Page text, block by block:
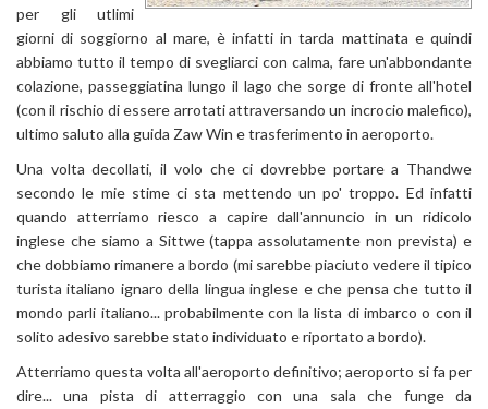
per gli utlimi
giorni di soggiorno al mare, è infatti in tarda mattinata e quindi
abbiamo tutto il tempo di svegliarci con calma, fare un'abbondante
colazione, passeggiatina lungo il lago che sorge di fronte all'hotel
(con il rischio di essere arrotati attraversando un incrocio malefico),
ultimo saluto alla guida Zaw Win e trasferimento in aeroporto.
Una volta decollati, il volo che ci dovrebbe portare a Thandwe
secondo le mie stime ci sta mettendo un po' troppo. Ed infatti
quando atterriamo riesco a capire dall'annuncio in un ridicolo
inglese che siamo a Sittwe (tappa assolutamente non prevista) e
che dobbiamo rimanere a bordo (mi sarebbe piaciuto vedere il tipico
turista italiano ignaro della lingua inglese e che pensa che tutto il
mondo parli italiano... probabilmente con la lista di imbarco o con il
solito adesivo sarebbe stato individuato e riportato a bordo).
Atterriamo questa volta all'aeroporto definitivo; aeroporto si fa per
dire... una pista di atterraggio con una sala che funge da